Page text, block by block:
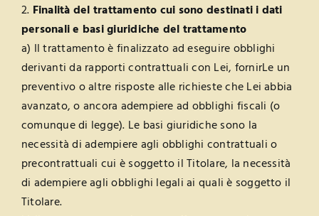
2. Finalità del trattamento cui sono destinati i dati
personali e basi giuridiche del trattamento
a) Il trattamento è finalizzato ad eseguire obblighi
derivanti da rapporti contrattuali con Lei, fornirLe un
preventivo o altre risposte alle richieste che Lei abbia
avanzato, o ancora adempiere ad obblighi fiscali (o
comunque di legge). Le basi giuridiche sono la
necessità di adempiere agli obblighi contrattuali o
precontrattuali cui è soggetto il Titolare, la necessità
di adempiere agli obblighi legali ai quali è soggetto il
Titolare.